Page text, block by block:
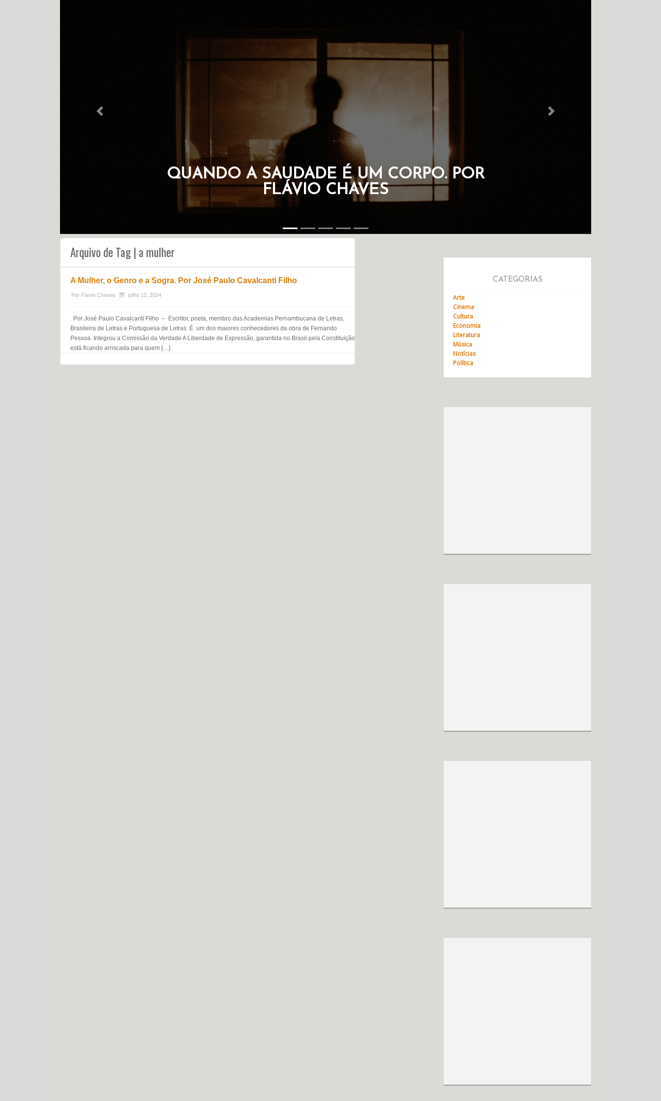
OS QUE CARREGAM A CORAGEM NO COLDRE
DA ALMA. POR FLÁVIO CHAVES
Previous Next
Arquivo de Tag | a mulher
A Mulher, o Genro e a Sogra. Por José Paulo Cavalcanti Filho
Por Flavio Chaves julho 12, 2024
Por José Paulo Cavalcanti Filho – Escritor, poeta, membro das Academias Pernambucana de Letras,
Brasileira de Letras e Portuguesa de Letras. É um dos maiores conhecedores da obra de Fernando
Pessoa. Integrou a Comissão da Verdade A Liberdade de Expressão, garantida no Brasil pela Constituição (arts. 5º, IV e 220),
está ficando arriscada para quem […]
CATEGORIAS
Arte
Cinema
Cultura
Economia
Literatura
Música
Notícias
Política